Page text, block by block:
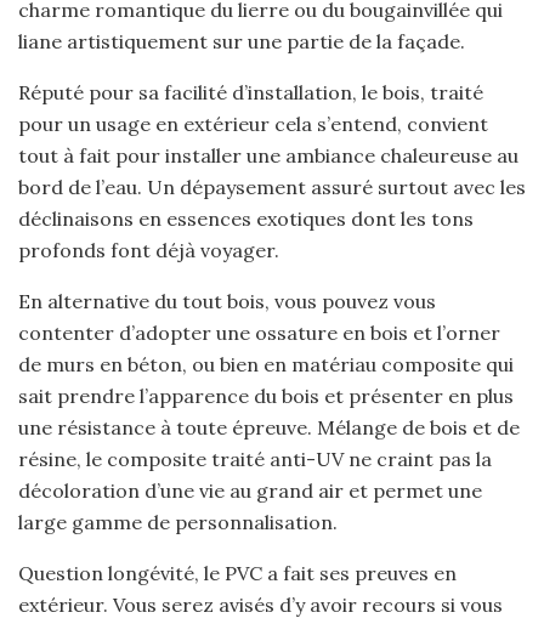
charme romantique du lierre ou du bougainvillée qui
liane artistiquement sur une partie de la façade.
Réputé pour sa facilité d’installation, le bois, traité
pour un usage en extérieur cela s’entend, convient
tout à fait pour installer une ambiance chaleureuse au
bord de l’eau. Un dépaysement assuré surtout avec les
déclinaisons en essences exotiques dont les tons
profonds font déjà voyager.
En alternative du tout bois, vous pouvez vous
contenter d’adopter une ossature en bois et l’orner
de murs en béton, ou bien en matériau composite qui
sait prendre l’apparence du bois et présenter en plus
une résistance à toute épreuve. Mélange de bois et de
résine, le composite traité anti-UV ne craint pas la
décoloration d’une vie au grand air et permet une
large gamme de personnalisation.
Question longévité, le PVC a fait ses preuves en
extérieur. Vous serez avisés d’y avoir recours si vous